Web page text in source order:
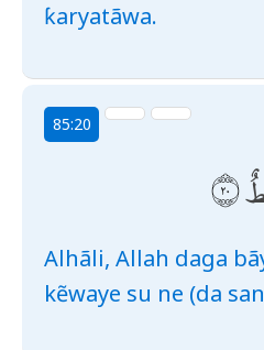
ƙaryatãwa.
85:20
Alhãli, Allah daga
kẽwaye su ne (da